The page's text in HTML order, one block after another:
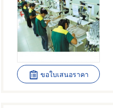
ขอใบเสนอราคา